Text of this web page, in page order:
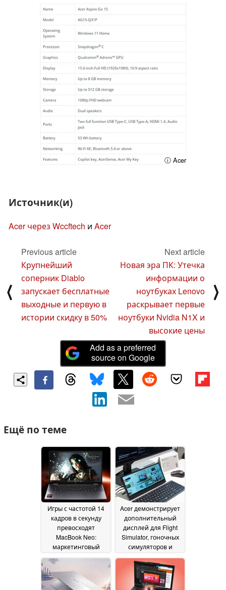
ⓘ Acer
Источник(и)
Acer через Wccftech и Acer
⟨
Previous article
Крупнейший
соперник Diablo
запускает бесплатные
выходные и первую в
истории скидку в 50%
Next article
Новая эра ПК: Утечка
информации о
ноутбуках Lenovo
раскрывает первые
ноутбуки Nvidia N1X и
высокие цены
⟩
Add as a preferred
source on Google
Ещё по теме
Игры с частотой 14
кадров в секунду
превосходят
MacBook Neo:
маркетинговый
отдел AMD пускает в
ход вводящие в
заблуждение
заявления Apple 16
Acer демонстрирует
дополнительный
дисплей для Flight
Simulator, гоночных
симуляторов и
приложений для
повышения
производительности
01 June 2026